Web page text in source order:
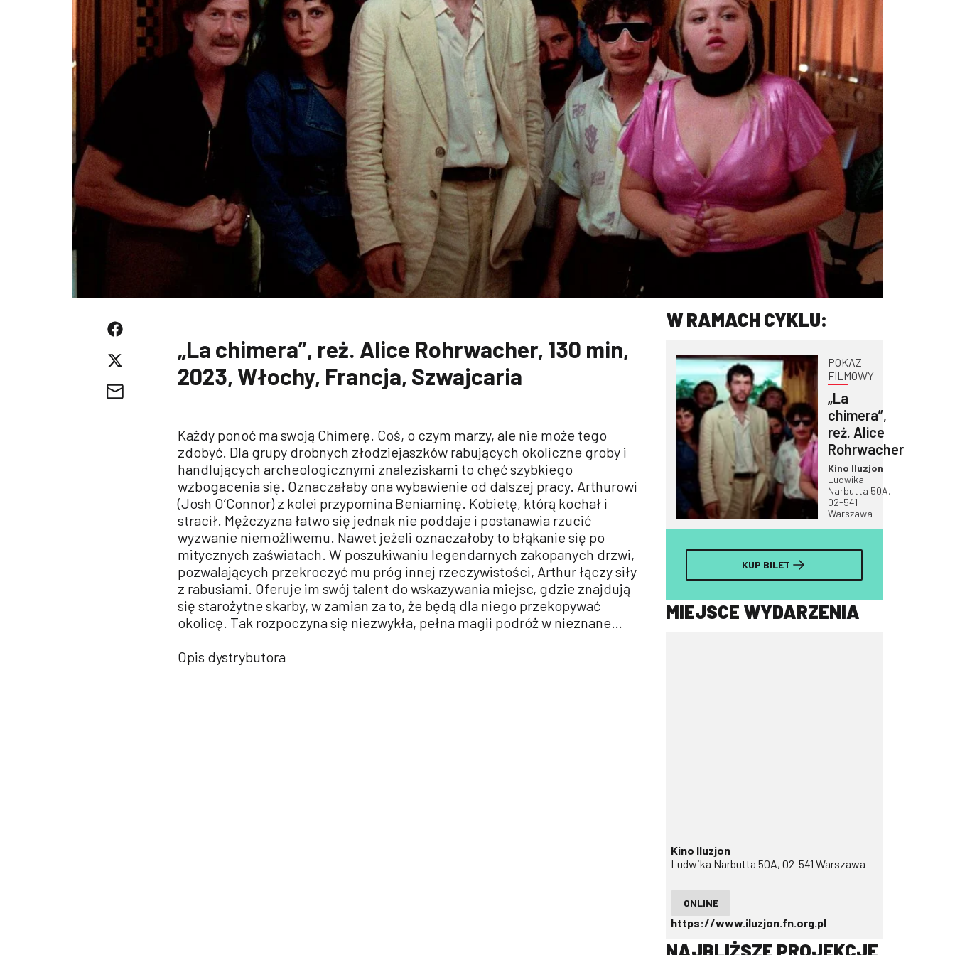
„La chimera”, reż. Alice Rohrwacher, 130 min,
2023, Włochy, Francja, Szwajcaria
Każdy ponoć ma swoją Chimerę. Coś, o czym marzy, ale nie może tego
zdobyć. Dla grupy drobnych złodziejaszków rabujących okoliczne groby i
handlujących archeologicznymi znaleziskami to chęć szybkiego
wzbogacenia się. Oznaczałaby ona wybawienie od dalszej pracy. Arthurowi
(Josh O’Connor) z kolei przypomina Beniaminę. Kobietę, którą kochał i
stracił. Mężczyzna łatwo się jednak nie poddaje i postanawia rzucić
wyzwanie niemożliwemu. Nawet jeżeli oznaczałoby to błąkanie się po
mitycznych zaświatach. W poszukiwaniu legendarnych zakopanych drzwi,
pozwalających przekroczyć mu próg innej rzeczywistości, Arthur łączy siły
z rabusiami. Oferuje im swój talent do wskazywania miejsc, gdzie znajdują
się starożytne skarby, w zamian za to, że będą dla niego przekopywać
okolicę. Tak rozpoczyna się niezwykła, pełna magii podróż w nieznane…
Opis dystrybutora
W RAMACH CYKLU:
POKAZ
FILMOWY
„La
chimera”,
reż. Alice
Rohrwacher
Kino Iluzjon
Ludwika
Narbutta 50A,
02-541
Warszawa
KUP BILET
MIEJSCE WYDARZENIA
Kino Iluzjon
Ludwika Narbutta 50A, 02-541 Warszawa
ONLINE
https://www.iluzjon.fn.org.pl
NAJBLIŻSZE PROJEKCJE